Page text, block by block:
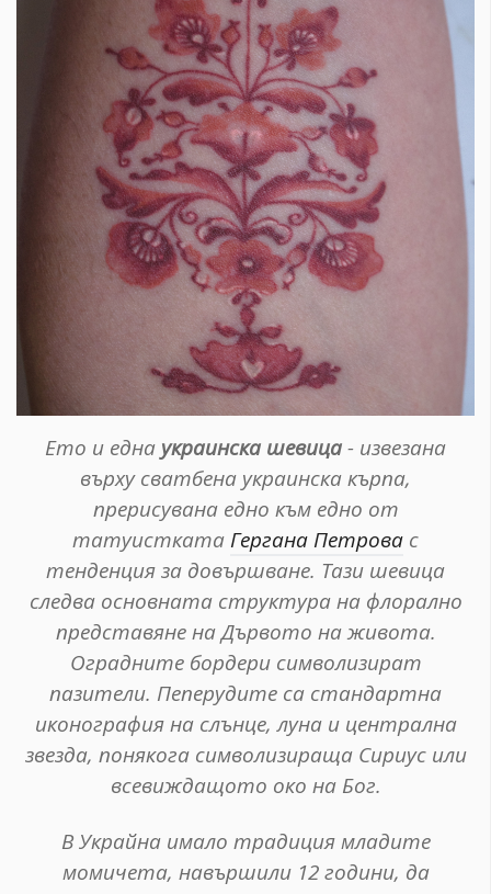
Ето и една украинска шевица- извезана
върху сватбена украинска кърпа,
прерисувана едно към едно от
татуистката Гергана Петрова с
тенденция за довършване. Тази шевица
следва основната структура на флорално
представяне на Дървото на живота.
Оградните бордери символизират
пазители. Пеперудите са стандартна
иконография на слънце, луна и централна
звезда, понякога символизираща Сириус или
всевиждащото око на Бог.
В Украйна имало традиция младите
момичета, навършили 12 години, да